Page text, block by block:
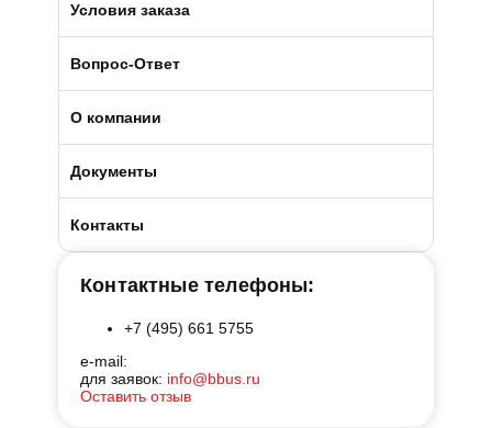
Микроавтобусы
Условия заказа
Отличия трансфера от аренды
Порядок оплаты услуг
Условия возврата
Вопрос-Ответ
О компании
О компании БизнесБас
BBus Group
Клиентская служба
Отзывы
Реклама на автобусах
Документы
Лицензии и удостоверения
Страхование пассажиров
Договоры на оказание услуг
Производственная безопасность
Контакты
Контактные телефоны:
+7 (495) 661 5755
e-mail:
для заявок: info@bbus.ru
Оставить отзыв